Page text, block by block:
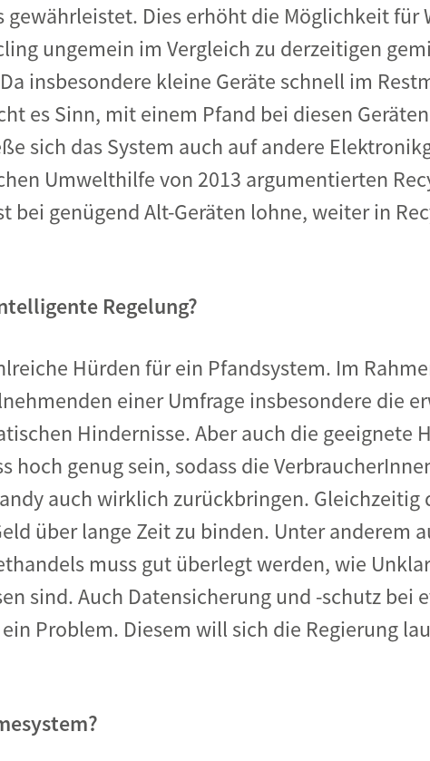
gewährleistet. Dies erhöht die Möglichkeit für
ungemein im Vergleich zu derzeitigen
insbesondere kleine Geräte schnell im
es Sinn, mit einem Pfand bei diesen
sich das System auch auf andere
Umwelthilfe von 2013 argumentierten
bei genügend Alt-Geräten lohne, weiter in
Regelung?
Hürden für ein Pfandsystem. Im
einer Umfrage insbesondere die
Hindernisse. Aber auch die geeignete
hoch genug sein, sodass die
auch wirklich zurückbringen. Gleichzeitig
über lange Zeit zu binden. Unter anderem
muss gut überlegt werden, wie
sind. Auch Datensicherung und -schutz bei
Problem. Diesem will sich die Regierung